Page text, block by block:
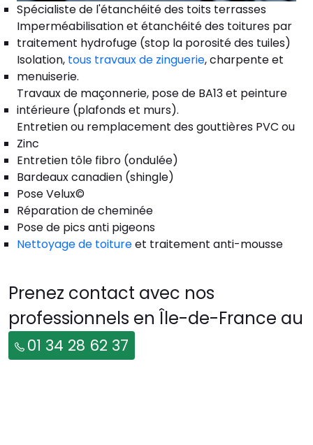
Spécialiste de l'étanchéité des toits terrasses
Imperméabilisation et étanchéité des toitures par
traitement hydrofuge (stop la porosité des tuiles)
Isolation, tous travaux de zinguerie, charpente et
menuiserie.
Travaux de maçonnerie, pose de BA13 et peinture
intérieure (plafonds et murs).
Entretien ou remplacement des gouttières PVC ou
Zinc
Entretien tôle fibro (ondulée)
Bardeaux canadien (shingle)
Pose Velux©
Réparation de cheminée
Pose de pics anti pigeons
Nettoyage de toitureet traitement anti-mousse
Prenez contact avec nos
professionnels en Île-de-France au
01 34 28 62 37